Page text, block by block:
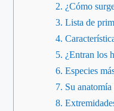
¿Cómo
Lista de
¿Entran los
Especies
Su anatomía